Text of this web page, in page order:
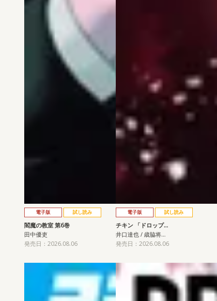
電子版 試し読み
閻魔の教室 第6巻
田中優吏
発売日：2026.08.06
電子版 試し読み
チキン 「ドロップ…
井口達也 / 歳脇将…
発売日：2026.08.06